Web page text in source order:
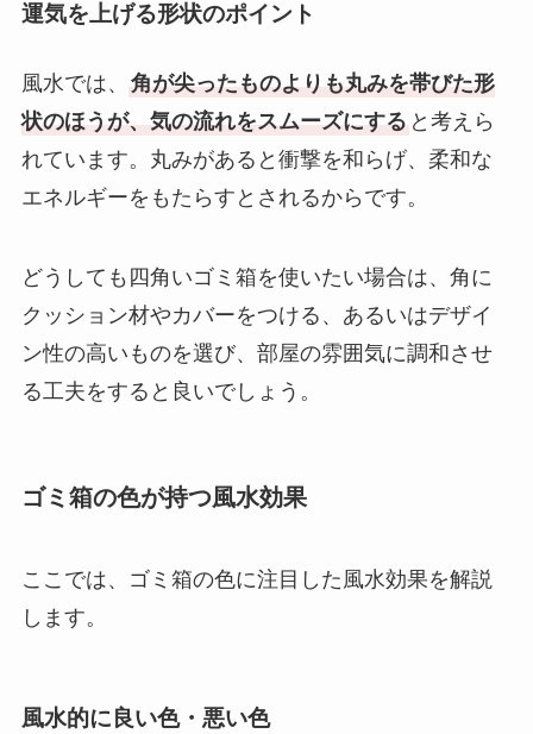
運気を上げる形状のポイント
風水では、
角が尖ったものよりも丸みを帯びた形
状のほうが、気の流れをスムーズにする と考えら
れています。丸みがあると衝撃を和らげ、柔和な
エネルギーをもたらすとされるからです。
どうしても四角いゴミ箱を使いたい場合は、角に
クッション材やカバーをつける、あるいはデザイ
ン性の高いものを選び、部屋の雰囲気に調和させ
る工夫をすると良いでしょう。
ゴミ箱の色が持つ風水効果
ここでは、ゴミ箱の色に注目した風水効果を解説
します。
風水的に良い色・悪い色